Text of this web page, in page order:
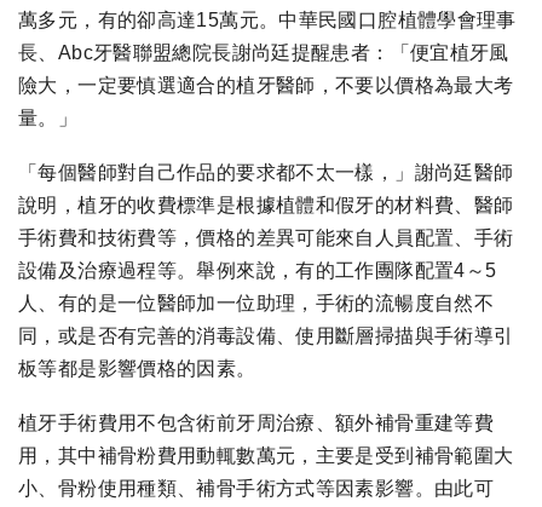
萬多元，有的卻高達15萬元。中華民國口腔植體學會理事
長、Abc牙醫聯盟總院長謝尚廷提醒患者：「便宜植牙風
險大，一定要慎選適合的植牙醫師，不要以價格為最大考
量。」
「每個醫師對自己作品的要求都不太一樣，」謝尚廷醫師
說明，植牙的收費標準是根據植體和假牙的材料費、醫師
手術費和技術費等，價格的差異可能來自人員配置、手術
設備及治療過程等。舉例來說，有的工作團隊配置4～5
人、有的是一位醫師加一位助理，手術的流暢度自然不
同，或是否有完善的消毒設備、使用斷層掃描與手術導引
板等都是影響價格的因素。
植牙手術費用不包含術前牙周治療、額外補骨重建等費
用，其中補骨粉費用動輒數萬元，主要是受到補骨範圍大
小、骨粉使用種類、補骨手術方式等因素影響。由此可